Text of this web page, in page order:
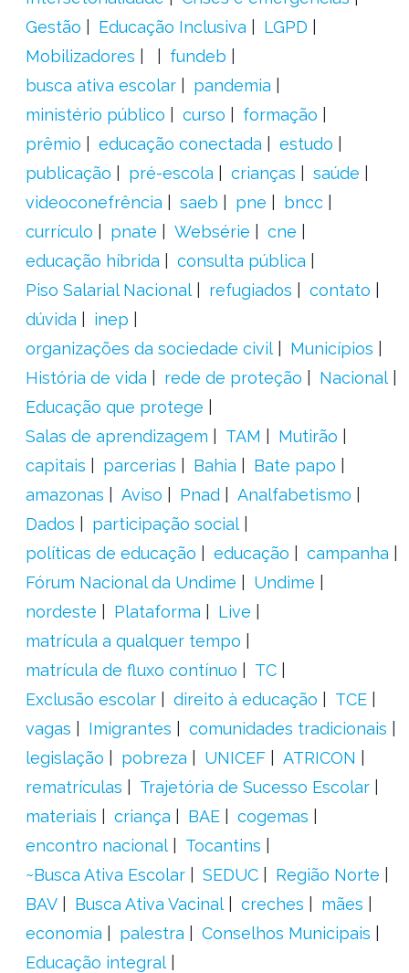
Gestão
Educação Inclusiva
LGPD
Mobilizadores
fundeb
busca ativa escolar
pandemia
ministério público
curso
formação
prêmio
educação conectada
estudo
publicação
pré-escola crianças
saúde
videoconefrência
saeb pne
bncc
currículo
pnate Websérie
cne
educação híbrida
consulta pública
Piso Salarial Nacional
refugiados
contato
dúvida
inep
organizações da sociedade civil
Municípios
História de vida
rede de proteção
Nacional
Educação que protege
Salas de aprendizagem
TAM
Mutirão
capitais
parcerias Bahia
Bate papo
amazonas
Aviso Pnad
Analfabetismo
Dados
participação social
políticas de educação
educação
campanha
Fórum Nacional da Undime
Undime
nordeste
Plataforma
Live
matrícula a qualquer tempo
matrícula de fluxo contínuo
TC
Exclusão escolar
direito à educação
TCE
vagas
Imigrantes
comunidades tradicionais
legislação
pobreza UNICEF
ATRICON
rematrículas
Trajetória de Sucesso Escolar
materiais
criança BAE
cogemas
encontro nacional
Tocantins
~Busca Ativa Escolar
SEDUC
Região Norte
BAV
Busca Ativa Vacinal creches
mães
economia
palestra
Conselhos Municipais
Educação integral